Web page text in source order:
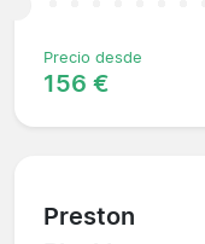
Precio desde
156 €
Preston